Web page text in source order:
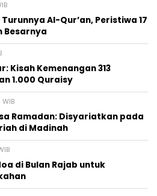
Al-Qur’an, Peristiwa 17
Besarnya
Kisah Kemenangan 313
1.000 Quraisy
Ramadan: Disyariatkan pada
di Madinah
di Bulan Rajab untuk